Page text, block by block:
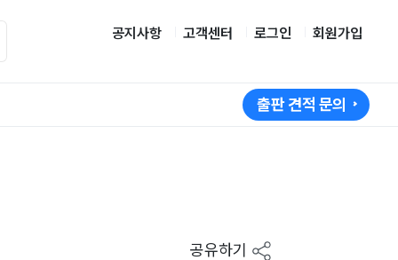
공지사항 고객센터 로그인 회원가입
출판 견적 문의
공유하기